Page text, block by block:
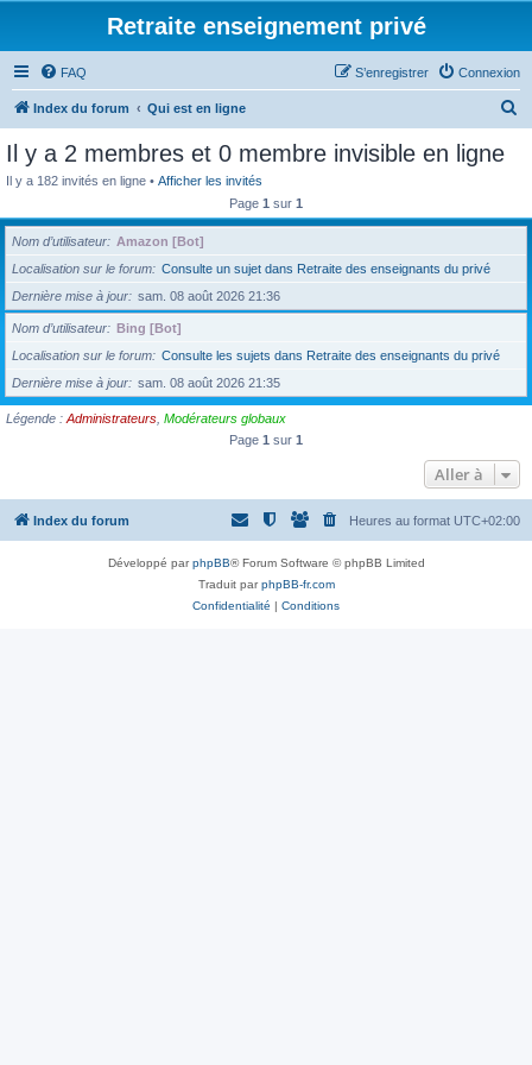
Retraite enseignement privé
FAQ Connexion
S’enregistrer
Index du forum Qui est en ligne
e
h
Il y a 2 membres et 0 membre invisible en ligne
Il y a 182 invités en ligne • Afficher les invités
Page 1 sur 1
Nom d’utilisateur
Amazon [Bot]
Localisation sur le forum
Consulte un sujet dans Retraite des enseignants du privé
Dernière mise à jour
sam. 08 août 2026 21:36
Nom d’utilisateur
Bing [Bot]
Localisation sur le forum
Consulte les sujets dans Retraite des enseignants du privé
Dernière mise à jour
sam. 08 août 2026 21:35
Légende : Administrateurs Modérateurs globaux
Page 1 sur 1
Aller à
Index du forum Heures au format UTC+02:00
Développé parphpBB® Forum Software © phpBB Limited
Traduit parphpBB-fr.com
Confidentialité | Conditions